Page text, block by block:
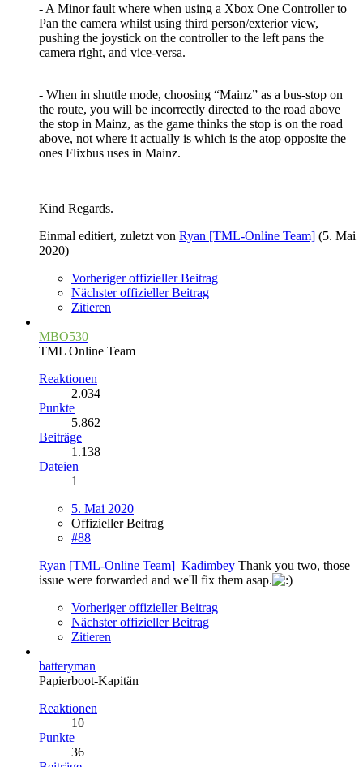
- A Minor fault where when using a Xbox One Controller to
Pan the camera whilst using third person/exterior view,
pushing the joystick on the controller to the left pans the
camera right, and vice-versa.
- When in shuttle mode, choosing “Mainz” as a bus-stop on
the route, you will be incorrectly directed to the road above
the stop in Mainz, as the game thinks the stop is on the road
above, not where it actually is which is the atop opposite the
ones Flixbus uses in Mainz.
Kind Regards.
Einmal editiert, zuletzt von Ryan [TML-Online Team] (5. Mai
2020)
Vorheriger offizieller Beitrag
Nächster offizieller Beitrag
Zitieren
MBO530
TML Online Team
Reaktionen
2.034
Punkte
5.862
Beiträge
1.138
Dateien
1
5. Mai 2020
Offizieller Beitrag
#88
Ryan [TML-Online Team] Kadimbey Thank you two, those
issue were forwarded and we'll fix them asap.
Vorheriger offizieller Beitrag
Nächster offizieller Beitrag
Zitieren
batteryman
Papierboot-Kapitän
Reaktionen
10
Punkte
36